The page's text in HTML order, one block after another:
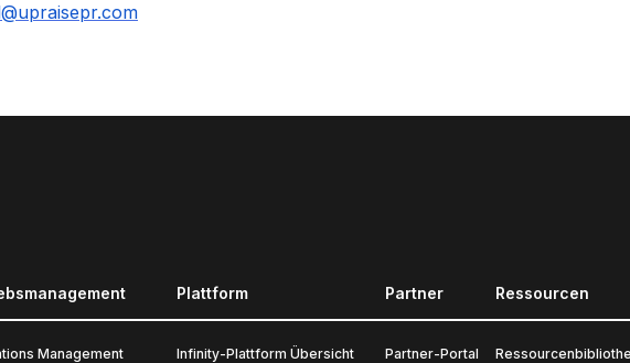
Management
Plattform
Infinity-Plattform Übersicht
Partner
Partner-Portal
Ressourcen